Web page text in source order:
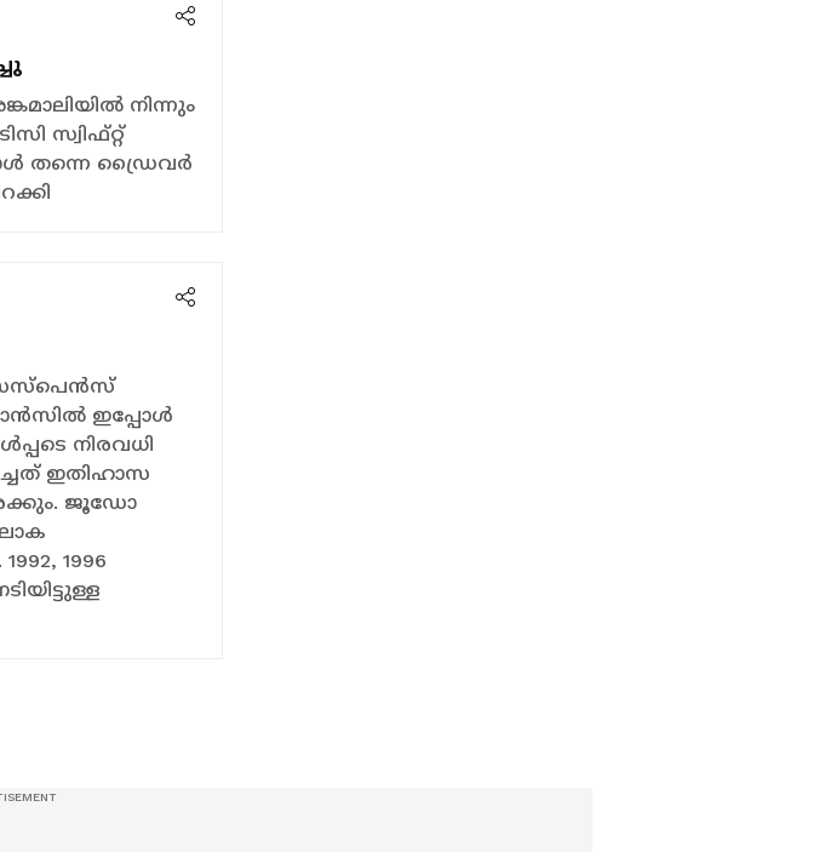
നിന്നും
സ്വിഫ്റ്റ്
തന്നെ ഡ്രൈവര്‍
സസ്‌പെന്‍സ്
ഇപ്പോള്‍
നിരവധി
ഇതിഹാസ
ജൂഡോ
1996